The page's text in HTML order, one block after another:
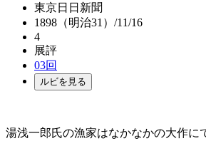
東京日日新聞
1898（明治31）/11/16
4
展評
03回
湯浅一郎氏の漁家はなかなかの大作に